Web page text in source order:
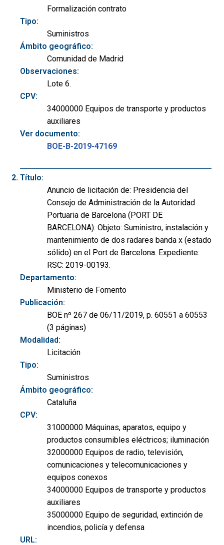
Formalización contrato
Tipo:
Suministros
Ámbito geográfico:
Comunidad de Madrid
Observaciones:
Lote 6.
CPV:
34000000 Equipos de transporte y productos
auxiliares
Ver documento:
BOE-B-2019-47169
Título:
Anuncio de licitación de: Presidencia del
Consejo de Administración de la Autoridad
Portuaria de Barcelona (PORT DE
BARCELONA). Objeto: Suministro, instalación y
mantenimiento de dos radares banda x (estado
sólido) en el Port de Barcelona. Expediente:
RSC: 2019-00193.
Departamento:
Ministerio de Fomento
Publicación:
BOE nº 267 de 06/11/2019, p. 60551 a 60553
(3 páginas)
Modalidad:
Licitación
Tipo:
Suministros
Ámbito geográfico:
Cataluña
CPV:
31000000 Máquinas, aparatos, equipo y
productos consumibles eléctricos; iluminación
32000000 Equipos de radio, televisión,
comunicaciones y telecomunicaciones y
equipos conexos
34000000 Equipos de transporte y productos
auxiliares
35000000 Equipo de seguridad, extinción de
incendios, policía y defensa
URL: